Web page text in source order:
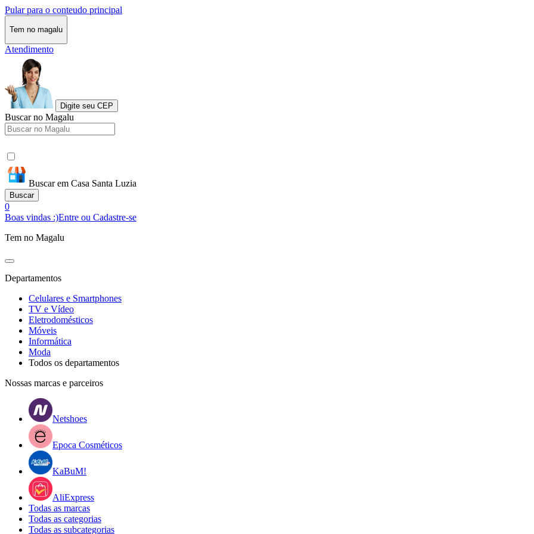
Pular para o conteudo principal
Tem no magalu
Atendimento
Digite seu CEP
Buscar no Magalu
Buscar em Casa Santa Luzia
Buscar
0
Boas vindas :)Entre ou Cadastre-se
Tem no Magalu
Departamentos
Celulares e Smartphones
TV e Vídeo
Eletrodomésticos
Móveis
Informática
Moda
Todos os departamentos
Nossas marcas e parceiros
Netshoes
Epoca Cosméticos
KaBuM!
AliExpress
Todas as marcas
Todas as categorias
Todas as subcategorias